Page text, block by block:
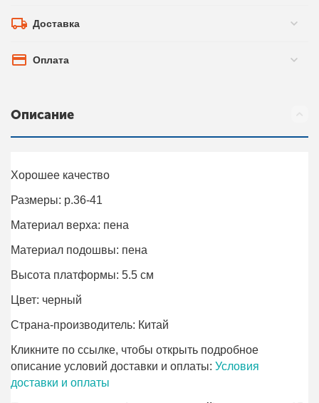
Доставка
Оплата
Описание
Хорошее качество
Размеры: р.36-41
Материал верха: пена
Материал подошвы: пена
Высота платформы: 5.5 см
Цвет: черный
Страна-производитель: Китай
Кликните по ссылке, чтобы открыть подробное
описание условий доставки и оплаты:Условия
доставки и оплаты